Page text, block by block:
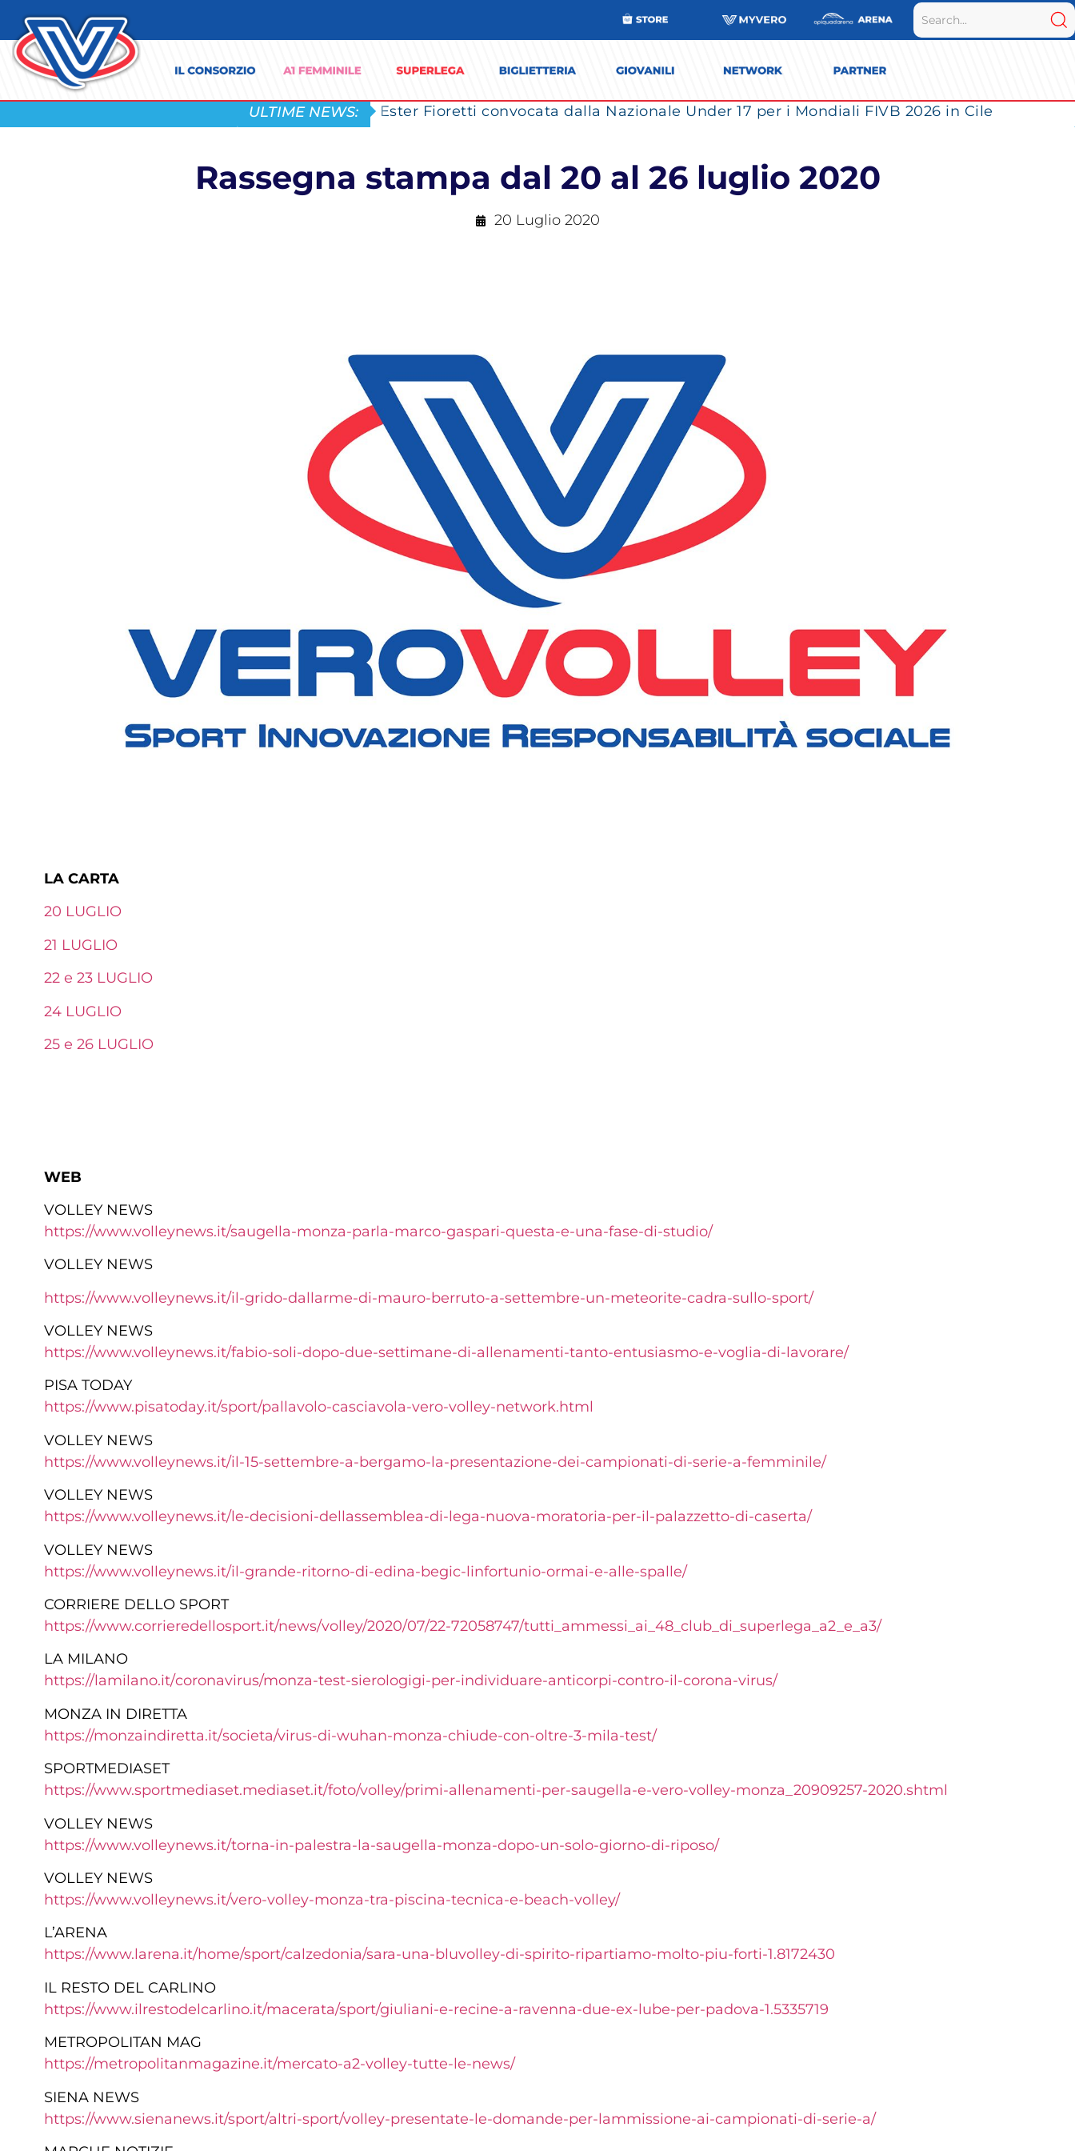
ULTIME NEWS: Ester Fioretti convocata dalla Nazionale Under 17 per i Mondiali FIVB 2026 in Cile
Rassegna stampa dal 20 al 26 luglio 2020
20 Luglio 2020
LA CARTA
20 LUGLIO
21 LUGLIO
22 e 23 LUGLIO
24 LUGLIO
25 e 26 LUGLIO
WEB
VOLLEY NEWS
https://www.volleynews.it/saugella-monza-parla-marco-gaspari-questa-e-una-fase-di-studio/
VOLLEY NEWS
https://www.volleynews.it/il-grido-dallarme-di-mauro-berruto-a-settembre-un-meteorite-cadra-sullo-sport/
VOLLEY NEWS
https://www.volleynews.it/fabio-soli-dopo-due-settimane-di-allenamenti-tanto-entusiasmo-e-voglia-di-lavorare/
PISA TODAY
https://www.pisatoday.it/sport/pallavolo-casciavola-vero-volley-network.html
VOLLEY NEWS
https://www.volleynews.it/il-15-settembre-a-bergamo-la-presentazione-dei-campionati-di-serie-a-femminile/
VOLLEY NEWS
https://www.volleynews.it/le-decisioni-dellassemblea-di-lega-nuova-moratoria-per-il-palazzetto-di-caserta/
VOLLEY NEWS
https://www.volleynews.it/il-grande-ritorno-di-edina-begic-linfortunio-ormai-e-alle-spalle/
CORRIERE DELLO SPORT
https://www.corrieredellosport.it/news/volley/2020/07/22-72058747/tutti_ammessi_ai_48_club_di_ superlega_a2_e_a3/
LA MILANO
https://lamilano.it/coronavirus/monza-test-sierologigi-per-individuare-anticorpi-contro-il-corona-virus/
MONZA IN DIRETTA
https://monzaindiretta.it/societa/virus-di-wuhan-monza-chiude-con-oltre-3-mila-test/
SPORTMEDIASET
https://www.sportmediaset.mediaset.it/foto/volley/primi-allenamenti-per-saugella-e-vero-volley-monza_20909257-2020.shtml
VOLLEY NEWS
https://www.volleynews.it/torna-in-palestra-la-saugella-monza-dopo-un-solo-giorno-di-riposo/
VOLLEY NEWS
https://www.volleynews.it/vero-volley-monza-tra-piscina-tecnica-e-beach-volley/
L’ARENA
https://www.larena.it/home/sport/calzedonia/sara-una-bluvolley-di-spirito-ripartiamo-molto-piu-forti-1.8172430
IL RESTO DEL CARLINO
https://www.ilrestodelcarlino.it/macerata/sport/giuliani-e-recine-a-ravenna-due-ex-lube-per-padova-1.5335719
METROPOLITAN MAG
https://metropolitanmagazine.it/mercato-a2-volley-tutte-le-news/
SIENA NEWS
https://www.sienanews.it/sport/altri-sport/volley-presentate-le-domande-per-lammissione-ai-campionati-di-serie-a/